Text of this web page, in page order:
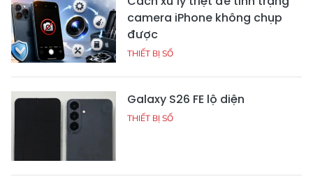
camera iPhone không chụp
được
THIẾT BỊ SỐ
Galaxy S26 FE lộ diện
THIẾT BỊ SỐ